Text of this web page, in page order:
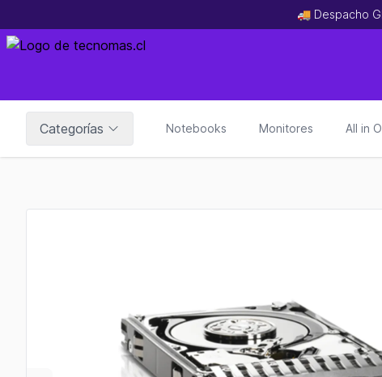
🚚 Despacho
Categorías Notebooks Monitores All in